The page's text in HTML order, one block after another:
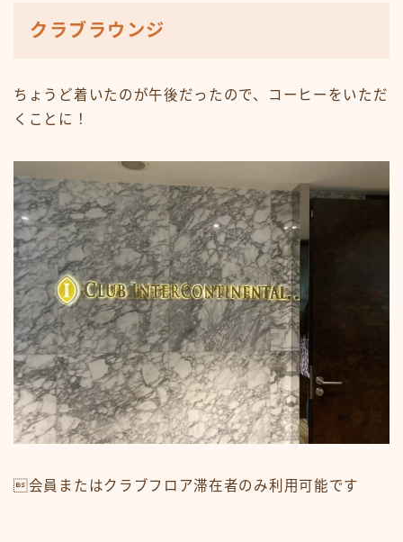
クラブラウンジ
ちょうど着いたのが午後だったので、コーヒーをいただ
くことに！
会員またはクラブフロア滞在者のみ利用可能です